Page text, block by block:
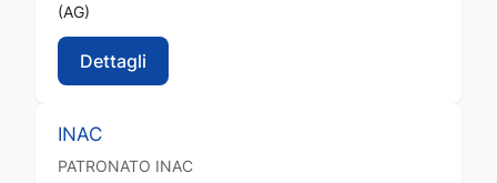
(AG)
Dettagli
INAC
PATRONATO INAC